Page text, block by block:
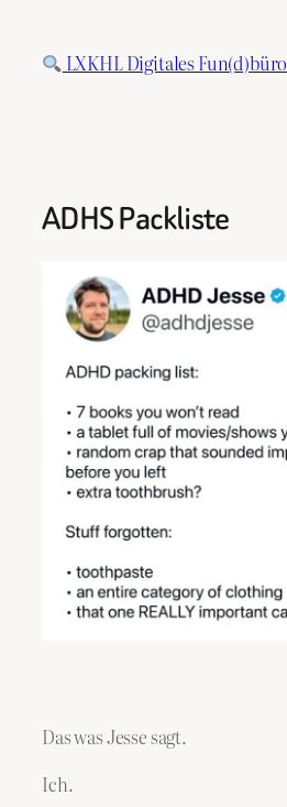
Inhalt
springen
LXKHL Digitales Fun(d)büro
ADHS Packliste
Das was Jesse sagt.
Ich.